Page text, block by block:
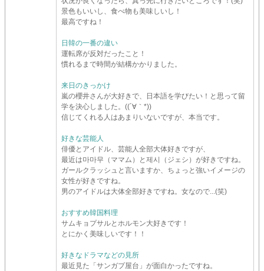
景色もいいし、食べ物も美味しいし！
最高ですね！
日韓の一番の違い
運転席が反対だったこと！
慣れるまで時間が結構かかりました。
来日のきっかけ
嵐の櫻井さんが大好きで、日本語を学びたい！と思って留
学を決心しました。((´∀｀*))
信じてくれる人はあまりいないですが、本当です。
好きな芸能人
俳優とアイドル、芸能人全部大体好きですが、
最近は마마무（ママム）と제시（ジェシ）が好きですね。
ガールクラッシュと言いますか、ちょっと強いイメージの
女性が好きですね。
男のアイドルは大体全部好きですね。女なので...(笑)
おすすめ韓国料理
サムキョプサルとホルモン大好きです！
とにかく美味しいです！！
好きなドラマなどの見所
最近見た「サンガプ屋台」が面白かったですね。